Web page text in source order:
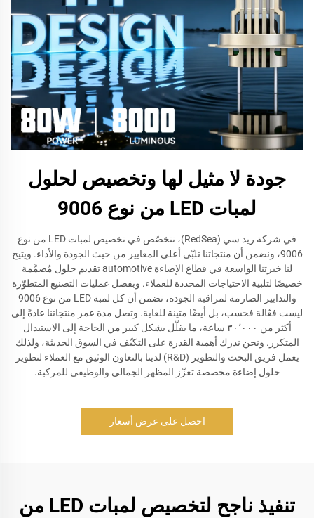
جودة لا مثيل لها وتخصيص لحلول
لمبات LED من نوع 9006
في شركة ريد سي (RedSea)، نتخصّص في تخصيص لمبات LED من نوع
9006، ونضمن أن منتجاتنا تلبّي أعلى المعايير من حيث الجودة والأداء. ويتيح
لنا خبرتنا الواسعة في قطاع الإضاءة automotive تقديم حلول مُصمَّمة
خصيصًا لتلبية الاحتياجات المحددة للعملاء. وبفضل عمليات التصنيع المتطوّرة
والتدابير الصارمة لمراقبة الجودة، نضمن أن كل لمبة LED من نوع 9006
ليست فعّالة فحسب، بل أيضًا متينة للغاية. وتصل مدة عمر منتجاتنا عادةً إلى
أكثر من ٣٠٬٠٠٠ ساعة، ما يقلّل بشكل كبير من الحاجة إلى الاستبدال
المتكرر. ونحن ندرك أهمية القدرة على التكيّف في السوق الحديثة، ولذلك
يعمل فريق البحث والتطوير (R&D) لدينا بالتعاون الوثيق مع العملاء لتطوير
حلول إضاءة مخصصة تعزّز المظهر الجمالي والوظيفي للمركبة.
احصل على عرض أسعار
تنفيذ ناجح لتخصيص لمبات LED من